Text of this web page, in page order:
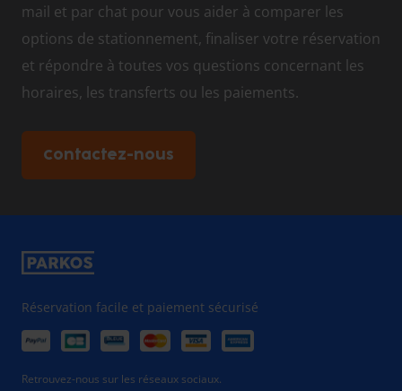
mail et par chat pour vous aider à comparer les
options de stationnement, finaliser votre réservation
et répondre à toutes vos questions concernant les
horaires, les transferts ou les paiements.
Contactez-nous
Réservation facile et paiement sécurisé
Retrouvez-nous sur les réseaux sociaux.